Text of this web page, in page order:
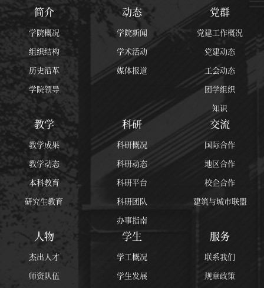
简介
学院概况
组织结构
历史沿革
学院领导
动态
学院新闻
学术活动
媒体报道
党群
党建工作概况
党建动态
工会动态
团学组织
知识
教学
教学成果
教学动态
本科教育
研究生教育
科研
科研概况
科研动态
科研平台
科研团队
办事指南
交流
国际合作
地区合作
校企合作
建筑与城市联盟
人物
杰出人才
师资队伍
学生
学工概况
学生发展
服务
联系我们
规章政策